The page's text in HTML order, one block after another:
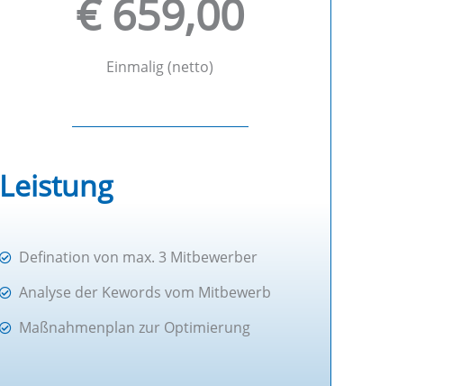
€ 659,00
Einmalig (netto)
Leistung
Defination von max. 3 Mitbewerber
Analyse der Kewords vom Mitbewerb
Maßnahmenplan zur Optimierung